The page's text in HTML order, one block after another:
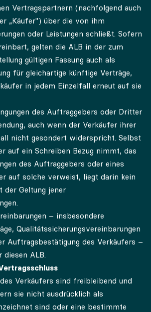
Vertragspartnern (nachfolgend auch
„Käufer") über die von ihm
oder Leistungen schließt. Sofern
gelten die ALB in der zum
gültigen Fassung auch als
für gleichartige künftige Verträge,
in jedem Einzelfall erneut auf sie
des Auftraggebers oder Dritter
auch wenn der Verkäufer ihrer
nicht gesondert widerspricht. Selbst
auf ein Schreiben Bezug nimmt, das
des Auftraggebers oder eines
auf solche verweist, liegt darin kein
der Geltung jener
– insbesondere
Qualitätssicherungsvereinbarungen
Auftragsbestätigung des Verkäufers –
diesen ALB.
Verkäufers sind freibleibend und
sie nicht ausdrücklich als
sind oder eine bestimmte